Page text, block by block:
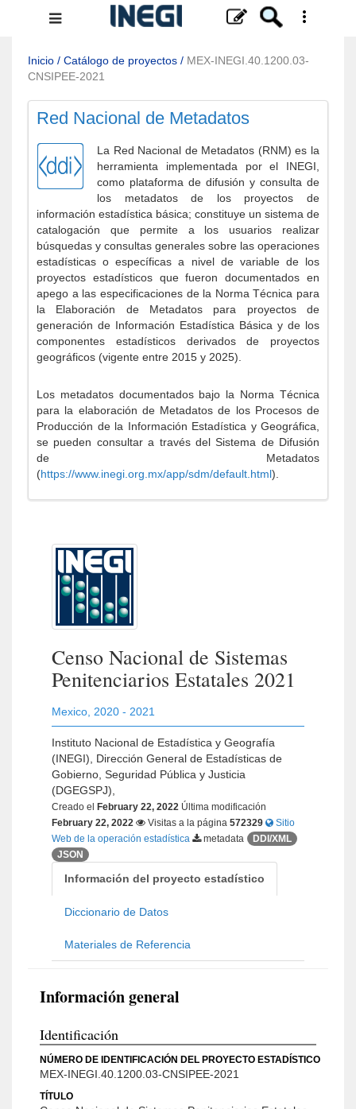
Menú
navegación
Inicio / Catálogo de proyectos / MEX-INEGI.40.1200.03-
CNSIPEE-2021
Red Nacional de Metadatos
La Red Nacional de Metadatos (RNM) es la
herramienta implementada por el INEGI,
como plataforma de difusión y consulta de
los metadatos de los proyectos de
información estadística básica; constituye un sistema de
catalogación que permite a los usuarios realizar
búsquedas y consultas generales sobre las operaciones
estadísticas o específicas a nivel de variable de los
proyectos estadísticos que fueron documentados en
apego a las especificaciones de la Norma Técnica para
la Elaboración de Metadatos para proyectos de
generación de Información Estadística Básica y de los
componentes estadísticos derivados de proyectos
geográficos (vigente entre 2015 y 2025).
Los metadatos documentados bajo la Norma Técnica
para la elaboración de Metadatos de los Procesos de
Producción de la Información Estadística y Geográfica,
se pueden consultar a través del Sistema de Difusión
de Metadatos
(https://www.inegi.org.mx/app/sdm/default.html).
Censo Nacional de Sistemas
Penitenciarios Estatales 2021
Mexico 2020 - 2021
Instituto Nacional de Estadística y Geografía
(INEGI), Dirección General de Estadísticas de
Gobierno, Seguridad Pública y Justicia
(DGEGSPJ),
Creado el February 22, 2022 Última modificación
February 22, 2022
Visitas a la página 572329
Sitio
Web de la operación estadística
metadata
DDI/XML
JSON
Información del proyecto estadístico
Diccionario de Datos
Materiales de Referencia
Información general
Identificación
NÚMERO DE IDENTIFICACIÓN DEL PROYECTO ESTADÍSTICO
MEX-INEGI.40.1200.03-CNSIPEE-2021
TÍTULO